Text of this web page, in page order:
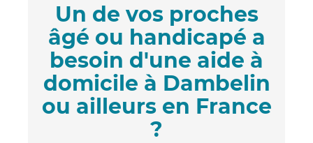
Un de vos proches
âgé ou handicapé a
besoin d'une aide à
domicile à Dambelin
ou ailleurs en France
?